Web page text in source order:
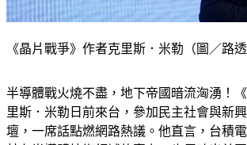
半導體戰火燒不盡，地下帝國暗流洶湧！
里斯．米勒日前來台，參加民主社會與新